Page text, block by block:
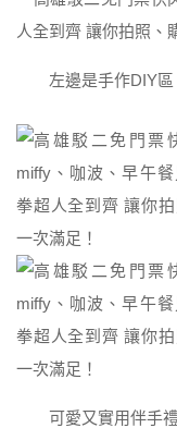
左邊是手作DIY
可愛又實用伴手